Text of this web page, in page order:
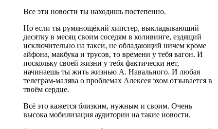
Все эти новости ты находишь постепенно.
Но если ты румянощёкий хипстер, выкладывающий
десятку в месяц своим соседям в коливинге, ездящий
исключительно на такси, не обладающий ничем кроме
айфона, макбука и трусов, то времени у тебя вагон. И
поскольку своей жизни у тебя фактически нет,
начинаешь ты жить жизнью А. Навального. И любая
телеграм-малява о проблемах Алексея эхом отзывается в
твоём сердце.
Всё это кажется близким, нужным и своим. Очень
высока мобилизация аудитории на такие новости.